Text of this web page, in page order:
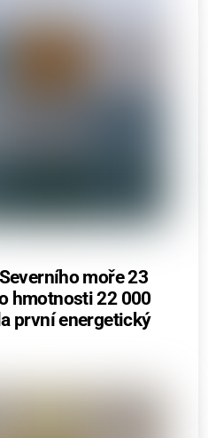
moře 23
hmotnosti 22 000
první energetický